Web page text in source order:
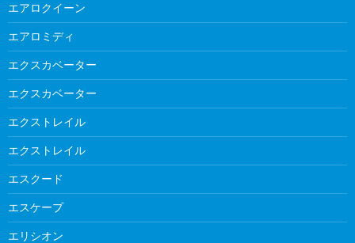
エアロクイーン
エアロミディ
エクスカベーター
エクスカベーター
エクストレイル
エクストレイル
エスクード
エスケープ
エリシオン